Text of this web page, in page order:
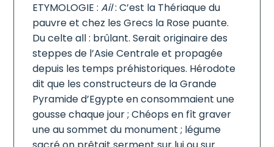
ETYMOLOGIE :Ail: C’est la Thériaque du
pauvre et chez les Grecs la Rose puante.
Du celte all : brûlant. Serait originaire des
steppes de l’Asie Centrale et propagée
depuis les temps préhistoriques. Hérodote
dit que les constructeurs de la Grande
Pyramide d’Egypte en consommaient une
gousse chaque jour ; Chéops en fît graver
une au sommet du monument ; légume